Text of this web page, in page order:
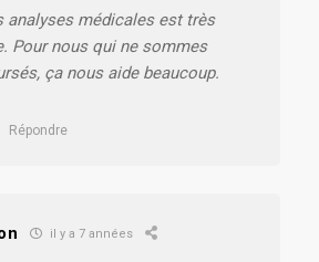
analyses médicales est très
Pour nous qui ne sommes
ça nous aide beaucoup.
Répondre
il y a 7 années